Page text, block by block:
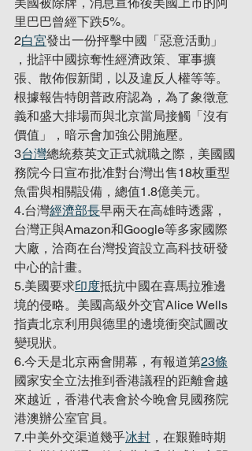
里巴巴曾經下跌5%。
2白宮發出一份抨擊中國「惡意活動」
，批評中國掠奪性經濟政策、軍事擴
張、散佈假新聞，以及違反人權等等。
根據報告特朗普政府認為，為了象徵意
義和盛大排場而與北京當局接觸「沒有
價值」，暗示會加強公開施壓。
3台灣總統蔡英文正式就職之際，美國國
務院今日宣布批准對台灣出售18枚重型
魚雷與相關設備，總值1.8億美元。
4.台灣經濟部長早兩天在高雄時透露，
台灣正與Amazon和Google等多家國際
大廠，洽商在台灣投資設立高科技研發
中心的計畫。
5.美國要求印度抵抗中國在喜馬拉雅邊
境的侵略。美國高級外交官Alice Wells
指責北京利用與德里的邊境衝突試圖改
變現狀。
6.今天是北京兩會開幕，有報道第23條
國家安全立法推到香港議程的距離會越
來越近，香港代表會於今晚會見國務院
港澳辦公室官員。
7.中美外交渠道幾乎冰封 ，在艱難時期